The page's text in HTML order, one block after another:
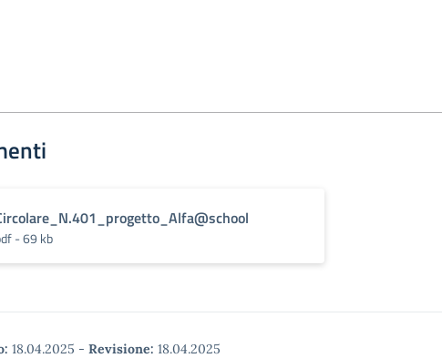
- 69 kb
18.04.2025 - Revisione: 18.04.2025